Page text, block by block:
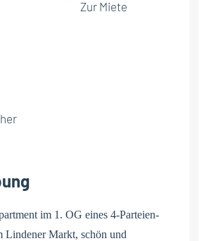
Zur Miete
im 1. OG eines 4-Parteien-
Lindener Markt, schön und